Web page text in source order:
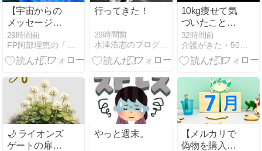
【宇宙からの
メッセージ
165】時には
非現実的な世
界へ
29時間前
行ってきた！
29時間前
水津浩志のブログSwitch-on!&off!
10kg痩せて気
づいたこと・
人の欲望は終
わらない
32時間前
🌙 ライオンズ
ゲートの扉を
やっと週末。
【メルカリで
偽物を購入し